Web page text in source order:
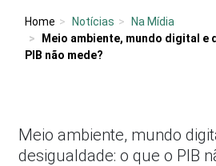
Home Notícias
Na Mídia
Meio ambiente, mundo digital e
PIB não mede?
Meio ambiente, mundo
desigualdade: o que o PIB